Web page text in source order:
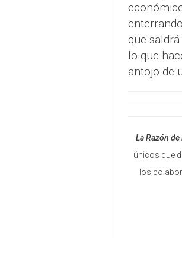
que
lo que
antojo de
La Razón de
únicos que
los